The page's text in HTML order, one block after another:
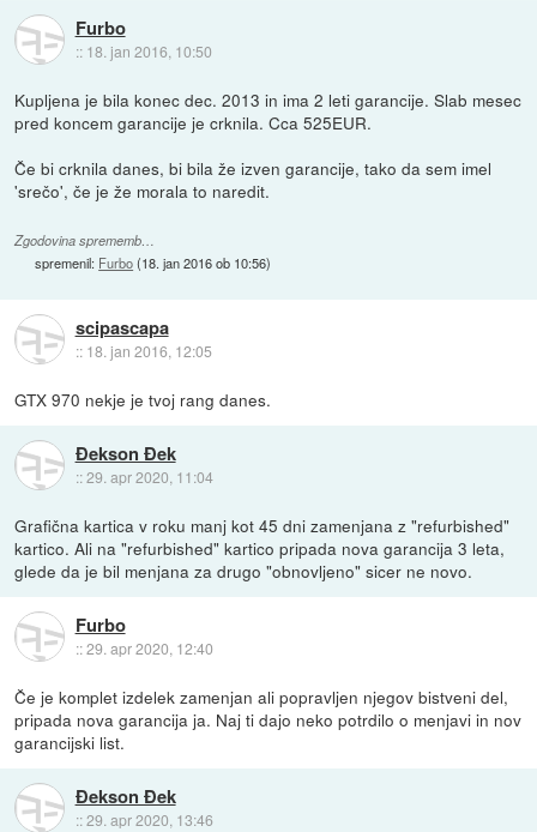
Furbo
:: 18. jan 2016, 10:50
Kupljena je bila konec dec. 2013 in ima 2 leti garancije. Slab mesec
pred koncem garancije je crknila. Cca 525EUR.
Če bi crknila danes, bi bila že izven garancije, tako da sem imel
'srečo', če je že morala to naredit.
Zgodovina sprememb…
spremenil: Furbo(18. jan 2016 ob 10:56)
scipascapa
:: 18. jan 2016, 12:05
GTX 970 nekje je tvoj rang danes.
Đekson Đek
::29. apr 2020, 11:04
Grafična kartica v roku manj kot 45 dni zamenjana z "refurbished"
kartico. Ali na "refurbished" kartico pripada nova garancija 3 leta,
glede da je bil menjana za drugo "obnovljeno" sicer ne novo.
Furbo
::29. apr 2020, 12:40
Če je komplet izdelek zamenjan ali popravljen njegov bistveni del,
pripada nova garancija ja. Naj ti dajo neko potrdilo o menjavi in nov
garancijski list.
Đekson Đek
::29. apr 2020, 13:46